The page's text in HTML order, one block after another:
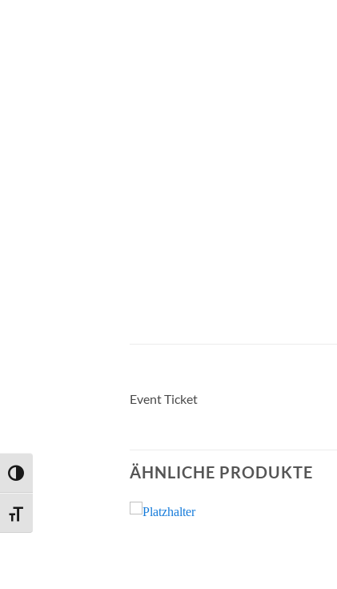
UMSCHALTEN AUF HOHE KONTRASTE
SCHRIFT VERGRÖSSERN
Event Ticket
ÄHNLICHE PRODUKTE